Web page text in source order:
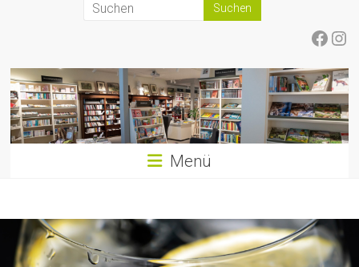
Menü